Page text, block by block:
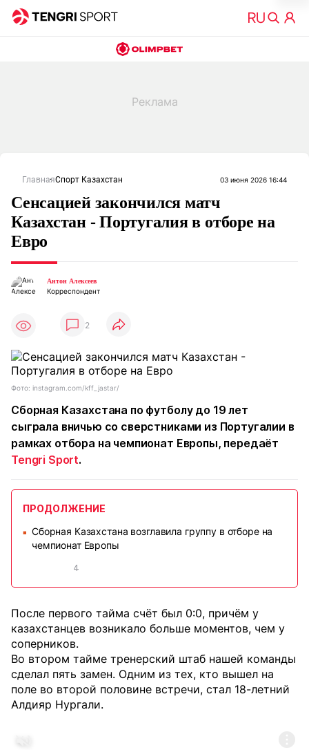
ГлавнаяСпорт Казахстан 03 июня 2026 16:44
Сенсацией закончился матч
Казахстан - Португалия в отборе на
Евро
Антон Алексеев
Корреспондент
2
Фото: instagram.com/kff_jastar/
Сборная Казахстана по футболу до 19 лет
сыграла вничью со сверстниками из Португалии в
рамках отбора на чемпионат Европы, передаёт
Tengri Sport.
ПРОДОЛЖЕНИЕ
■
Сборная Казахстана возглавила группу в отборе на
чемпионат Европы
4
После первого тайма счёт был 0:0, причём у
казахстанцев возникало больше моментов, чем у
соперников.
Во втором тайме тренерский штаб нашей команды
сделал пять замен. Одним из тех, кто вышел на
поле во второй половине встречи, стал 18-летний
Алдияр Нургали.